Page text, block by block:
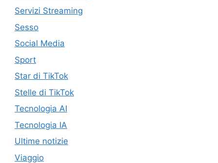
Servizi Streaming
Sesso
Social Media
Sport
Star di TikTok
Stelle di TikTok
Tecnologia AI
Tecnologia IA
Ultime notizie
Viaggio